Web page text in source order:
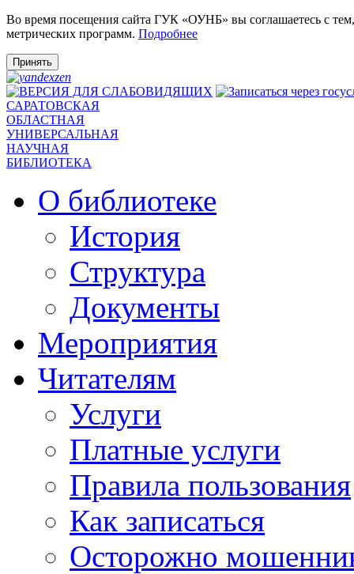
Во время посещения сайта ГУК «ОУНБ» вы соглашаетесь с
метрических программ. Подробнее
Принять
САРАТОВСКАЯ
ОБЛАСТНАЯ
УНИВЕРСАЛЬНАЯ
НАУЧНАЯ
БИБЛИОТЕКА
О библиотеке
История
Структура
Документы
Мероприятия
Читателям
Услуги
Платные услуги
Правила пользования
Как записаться
Осторожно